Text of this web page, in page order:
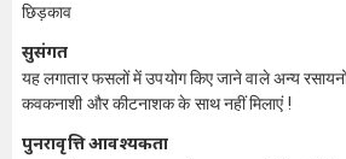
छिड़काव
सुसंगत
यह लगातार फसलों में उपयोग किए जाने वाले अन्य
कवकनाशी और कीटनाशक के साथ नहीं मिलाएं !
पुनरावृत्ति आवश्यकता